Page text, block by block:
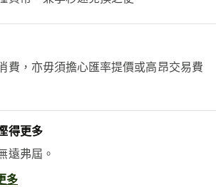
費，亦毋須擔心匯率提價或高昂交易費
得更多
遠弗屆。
多